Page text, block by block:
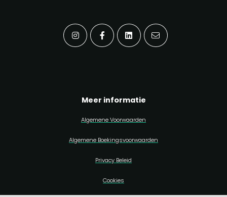
Meer informatie
Algemene Voorwaarden
Algemene Boekingsvoorwaarden
Privacy Beleid
Cookies